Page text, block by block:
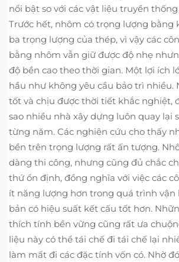
nổi bật so với các vật liệu truyền
Trước hết, nhôm có trọng lượng bằng
ba trọng lượng của thép, vì vậy các
bằng nhôm vẫn giữ được độ nhẹ
độ bền cao theo thời gian. Một lợi ích
hầu như không yêu cầu bảo trì nhiều.
tốt và chịu được thời tiết khắc nghiệt,
sao nhiều nhà xây dựng luôn quay lại
từng năm. Các nghiên cứu cho thấy
bền trên trọng lượng rất ấn tượng.
dàng thi công, nhưng cũng đủ chắc
thứ ổn định, đồng nghĩa với việc các
ít năng lượng hơn trong quá trình vận
bản có hiệu suất kết cấu tốt hơn.
thích tính bền vững cũng rất ưa
liệu này có thể tái chế đi tái chế lại
làm mất đi các đặc tính vốn có. Nhờ